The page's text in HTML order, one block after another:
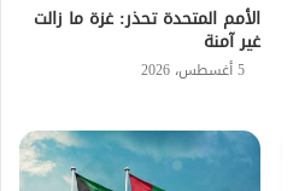
الأمم المتحدة تحذر: غزة ما زالت
غير آمنة
5 أغسطس، 2026